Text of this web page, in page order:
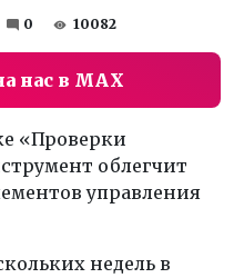
0 10082
нас в MAX
«Проверки
облегчит
управления
недель в